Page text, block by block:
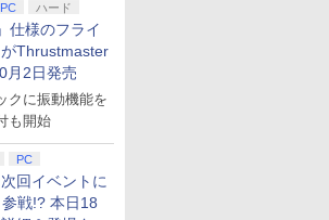
PC ハード
仕様のフライ
がThrustmaster
月2日発売
クに振動機能を
も開始
PC
次回イベントに
参戦!? 本日18